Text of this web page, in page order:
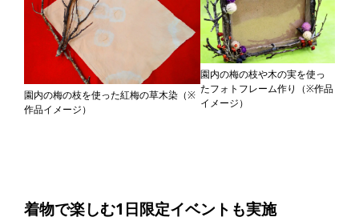
園内の梅の枝を使った紅梅の草木染（※
作品イメージ）
園内の梅の枝や木の実を使っ
たフォトフレーム作り（※作品
イメージ）
着物で楽しむ1日限定イベントも実施